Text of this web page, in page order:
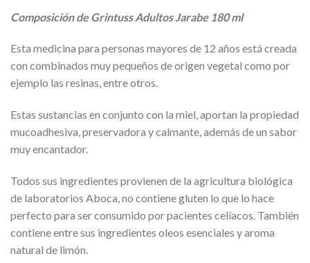
Composición de Grintuss Adultos Jarabe 180 ml
Esta medicina para personas mayores de 12 años está creada
con combinados muy pequeños de origen vegetal como por
ejemplo las resinas, entre otros.
Estas sustancias en conjunto con la miel, aportan la propiedad
mucoadhesiva, preservadora y calmante, además de un sabor
muy encantador.
Todos sus ingredientes provienen de la agricultura biológica
de laboratorios Aboca, no contiene gluten lo que lo hace
perfecto para ser consumido por pacientes celíacos. También
contiene entre sus ingredientes oleos esenciales y aroma
natural de limón.